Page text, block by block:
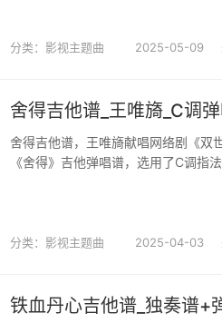
分类： 影视主题曲 2025-05-09
舍得吉他谱_王唯旖_C调
舍得吉他谱，王唯旖献唱网络剧《双
《舍得》吉他弹唱谱，选用了C调指
分类： 影视主题曲 2025-04-03
铁血丹心吉他谱_独奏谱+